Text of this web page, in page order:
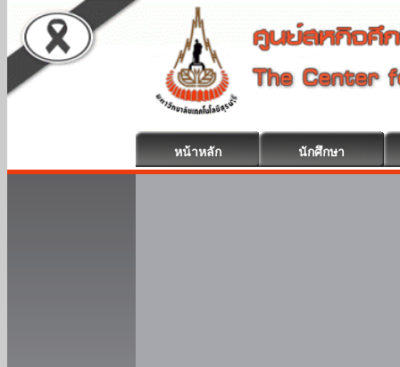
หน้าหลัก นักศึกษา